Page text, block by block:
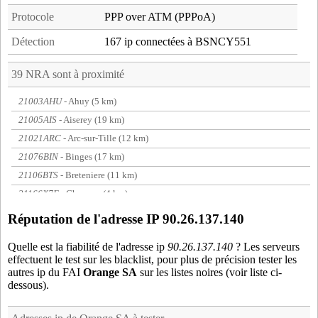
Protocole PPP over ATM (PPPoA)
Détection 167 ip connectées à BSNCY551
39 NRA sont à proximité
21003AHU- Ahuy (5 km)
21005AIS - Aiserey (19 km)
21021ARC - Arc-sur-Tille (12 km)
21076BIN - Binges (17 km)
21106BTS - Breteniere (11 km)
21166X7E - Chenove (4 km)
21171CHE
- Chevigny-Saint-Sauveur (7 km)
21227DAR- Darois (11 km)
21292GEN - Genlis (16 km)
21295GEV
21320IZR- Izier (12 km)
Réputation de l'adresse IP 90.26.137.140
Quelle est la fiabilité de l'adresse ip 90.26.137.140 ? Les serveurs
effectuent le test sur les blacklist, pour plus de précision tester les
autres ip du FAI Orange SA sur les listes noires (voir liste ci-
dessous).